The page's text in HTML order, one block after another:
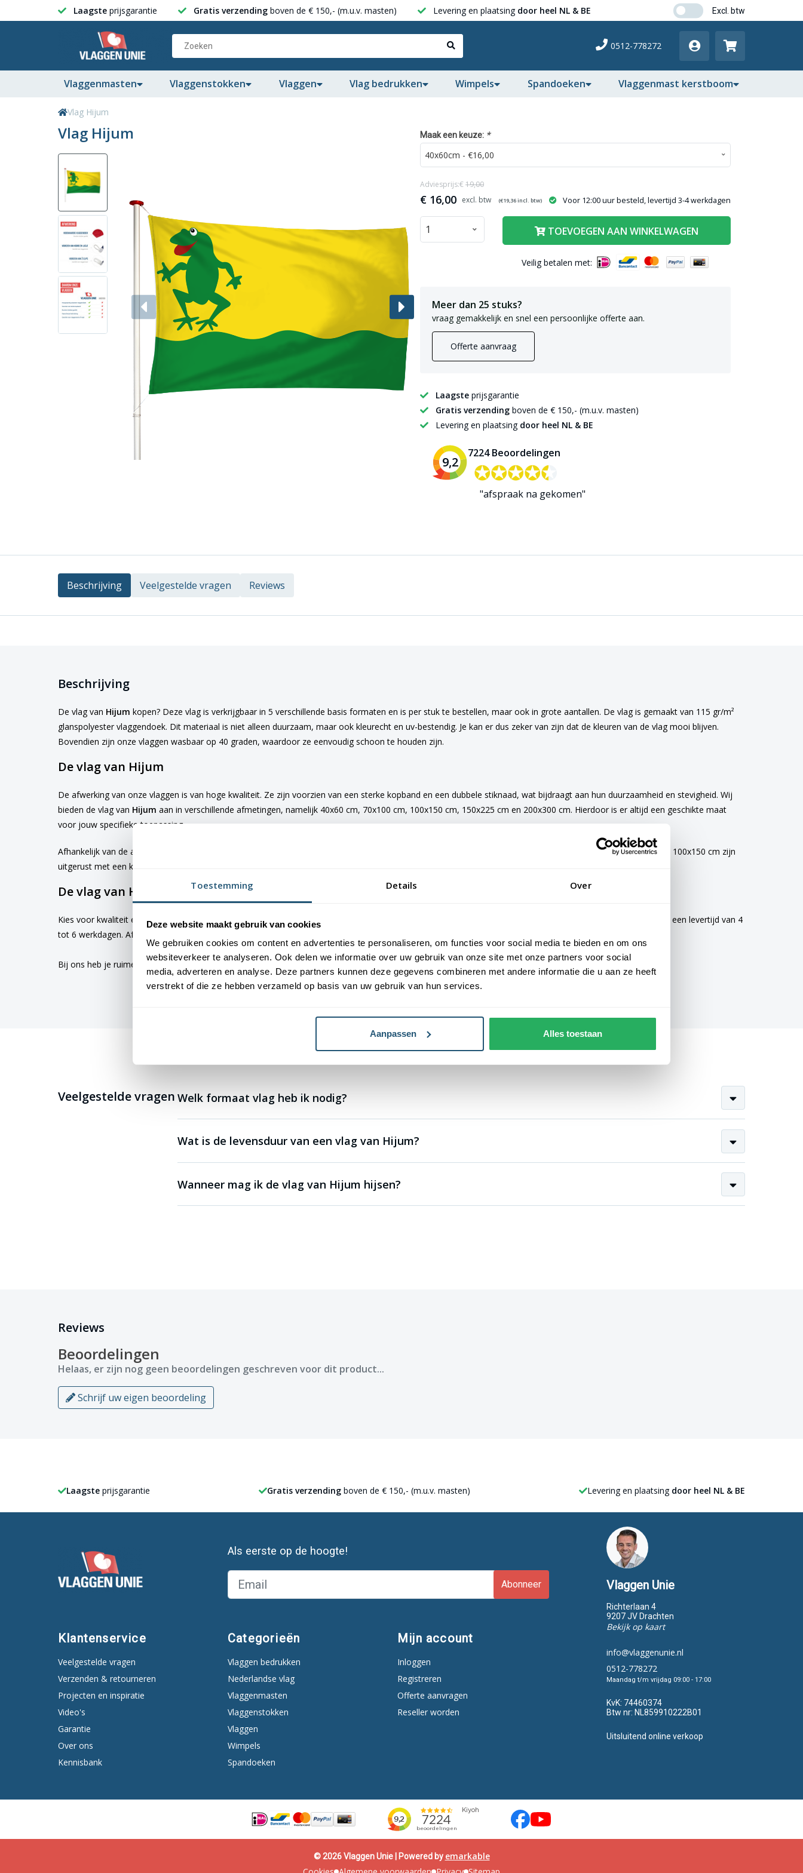
Toestemming Details Over
Deze website maakt gebruik van cookies
We gebruiken cookies om content en advertenties te personaliseren, om functies voor social media te bieden en om ons
websiteverkeer te analyseren. Ook delen we informatie over uw gebruik van onze site met onze partners voor social
media, adverteren en analyse. Deze partners kunnen deze gegevens combineren met andere informatie die u aan ze heeft
verstrekt of die ze hebben verzameld op basis van uw gebruik van hun services.
Aanpassen Alles toestaan
Laagste prijsgarantie Gratis verzending boven de € 150,- (m.u.v. masten) Levering en plaatsing door heel NL & BE
0512-778272
Vlaggenmasten Vlaggenstokken Vlaggen Vlag bedrukken Wimpels Spandoeken Vlaggenmast kerstboom
Vlag Hijum
Vlag Hijum Maak een keuze: *
€ 16,00 (€19,36incl. btw)
Adviesprijs:€19,00
Voor 12:00 uur besteld, levertijd 3-4 werkdagen
TOEVOEGEN AAN WINKELWAGEN
Veilig betalen met:
Meer dan 25 stuks?
vraag gemakkelijk en snel een persoonlijke offerte aan.
Offerte aanvraag
Laagste prijsgarantie
Gratis verzending boven de € 150,- (m.u.v. masten)
Levering en plaatsing door heel NL & BE
9,2
7224 Beoordelingen
✪✪✪✪✪
✪✪✪✪✪
"afspraak na gekomen"
Beschrijving Veelgestelde vragen Reviews
Beschrijving
De vlag van Hijum kopen? Deze vlag is verkrijgbaar in 5 verschillende basis formaten en is per stuk te bestellen, maar ook in grote aantallen. De vlag is gemaakt van 115 gr/m²
glanspolyester vlaggendoek. Dit materiaal is niet alleen duurzaam, maar ook kleurecht en uv-bestendig. Je kan er dus zeker van zijn dat de kleuren van de vlag mooi blijven.
Bovendien zijn onze vlaggen wasbaar op 40 graden, waardoor ze eenvoudig schoon te houden zijn.
De vlag van Hijum
De afwerking van onze vlaggen is van hoge kwaliteit. Ze zijn voorzien van een sterke kopband en een dubbele stiknaad, wat bijdraagt aan hun duurzaamheid en stevigheid. Wij
bieden de vlag van Hijum aan in verschillende afmetingen, namelijk 40x60 cm, 70x100 cm, 100x150 cm, 150x225 cm en 200x300 cm. Hierdoor is er altijd een geschikte maat
voor jouw specifieke toepassing
Afhankelijk van de afmetingen die je kiest, worden de vlaggen voorzien van verschillende bevestigingsmogelijkheden. De vlaggen van 40x60 cm, 70x100 cm en 100x150 cm zijn
uitgerust met een koord en lusje, terwijl de grotere maten van 150x225 cm en 200x300 cm zijn voorzien van clips.
De vlag van Hijum bestellen
Kies voor kwaliteit en betrouwbaarheid met vlaggen van Vlaggen Unie. Alle dorps- en stadsvlaggen worden met de grootst mogelijke zorg gemaakt en hebben een levertijd van 4
tot 6 werkdagen. Afhankelijk van de locatie hebben vlaggen een gemiddelde levensduur van 3 tot 6 maanden.
Bij ons heb je ruime keus uitvlaggen. Altijd met de hoogste kwaliteit vlaggendoek, printing en afwerking.
Veelgestelde vragen Welk formaat vlag heb ik nodig?
Wat is de levensduur van een vlag van Hijum?
Wanneer mag ik de vlag van Hijum hijsen?
Reviews
Beoordelingen
Helaas, er zijn nog geen beoordelingen geschreven voor dit product...
Schrijf uw eigen beoordeling
Laagste prijsgarantie Gratis verzending boven de € 150,- (m.u.v. masten) Levering en plaatsing door heel NL & BE
Als eerste op de hoogte!
Abonneer
Klantenservice
Veelgestelde vragen
Verzenden & retourneren
Projecten en inspiratie
Video's
Garantie
Over ons
Kennisbank
Categorieën
Vlaggen bedrukken
Nederlandse vlag
Vlaggenmasten
Vlaggenstokken
Vlaggen
Wimpels
Spandoeken
Mijn account
Inloggen
Registreren
Offerte aanvragen
Reseller worden
Vlaggen Unie
Richterlaan 4
9207 JV Drachten
Bekijk op kaart
info@vlaggenunie.nl
0512-778272
Maandag t/m vrijdag 09:00 - 17:00
KvK: 74460374
Btw nr: NL859910222B01
Uitsluitend online verkoop
© 2026 Vlaggen Unie | Powered by emarkable